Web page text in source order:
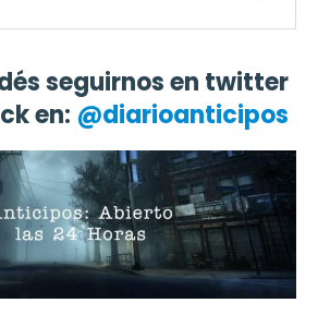
seguirnos en twitter
en: @diarioanticipos